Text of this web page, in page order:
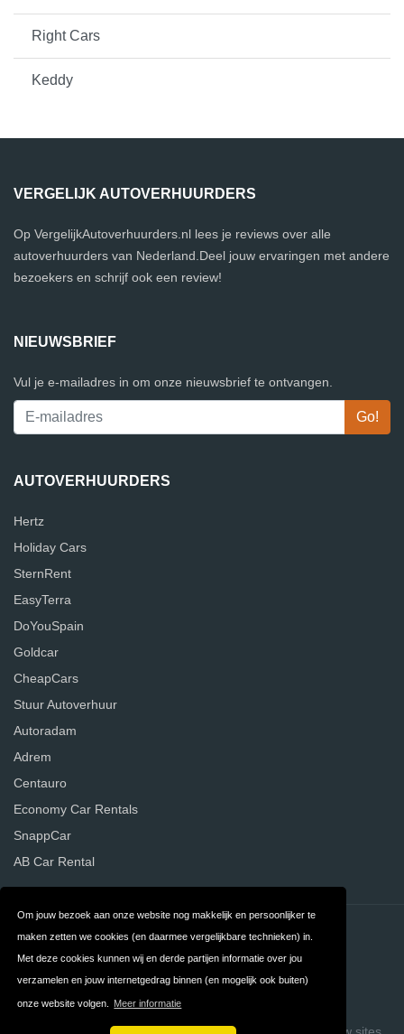
Om jouw bezoek aan onze website nog makkelijk en persoonlijker te
maken zetten we cookies (en daarmee vergelijkbare technieken) in.
Met deze cookies kunnen wij en derde partijen informatie over jou
verzamelen en jouw internetgedrag binnen (en mogelijk ook buiten)
onze website volgen. Meer informatie
Right Cars
Keddy
VERGELIJK AUTOVERHUURDERS
Op VergelijkAutoverhuurders.nl lees je reviews over alle
autoverhuurders van Nederland.Deel jouw ervaringen met andere
bezoekers en schrijf ook een review!
NIEUWSBRIEF
Vul je e-mailadres in om onze nieuwsbrief te ontvangen.
AUTOVERHUURDERS
Hertz
Holiday Cars
SternRent
EasyTerra
DoYouSpain
Goldcar
CheapCars
Stuur Autoverhuur
Autoradam
Adrem
Centauro
Economy Car Rentals
SnappCar
AB Car Rental
Contact Privacy
Algemene FAQ